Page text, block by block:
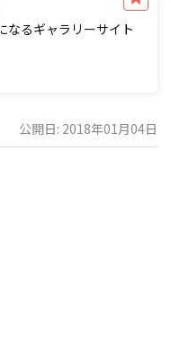
なるギャラリーサイト
公開日: 2018年01月04日